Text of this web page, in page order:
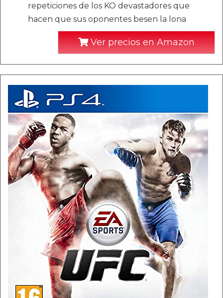
repeticiones de los KO devastadores que
hacen que sus oponentes besen la lona
Ver precios en Amazon